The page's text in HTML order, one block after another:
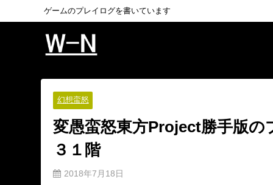
ゲームのプレイログを書いています
幻想蛮怒
変愚蛮怒東方Project勝手版の
３１階
2018年7月18日